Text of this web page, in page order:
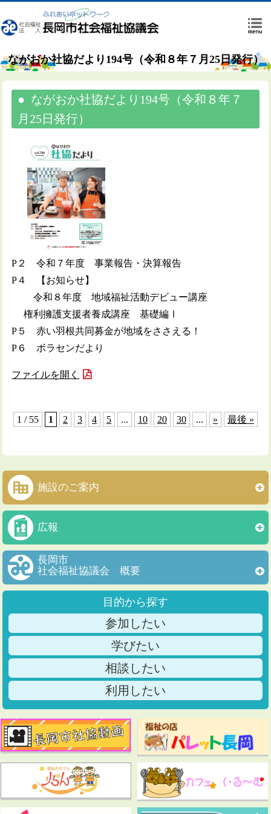
ながおか社協だより194号（令和８年７月25日発行）
ながおか社協だより194号（令和８年７
月25日発行）
P２ 令和７年度 事業報告・決算報告
P４ 【お知らせ】
令和８年度 地域福祉活動デビュー講座
権利擁護支援者養成講座 基礎編Ⅰ
P５ 赤い羽根共同募金が地域をささえる！
P６ ボラセンだより
ファイルを開く
1 / 55 1 2 3 4 5 ... 10 20 30 ... » 最後 »
施設のご案内
広報
長岡市
社会福祉協議会 概要
目的から探す
参加したい
学びたい
相談したい
利用したい